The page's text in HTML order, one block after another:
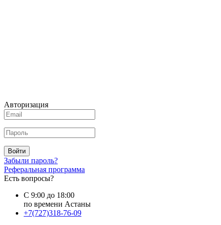
Авторизация
Войти
Забыли пароль?
Реферальная программа
Есть вопросы?
С 9:00 до 18:00
по времени Астаны
+7(727)318-76-09